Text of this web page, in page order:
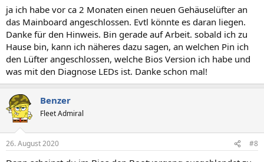
ja ich habe vor ca 2 Monaten einen neuen Gehäuselüfter an
das Mainboard angeschlossen. Evtl könnte es daran liegen.
Danke für den Hinweis. Bin gerade auf Arbeit. sobald ich zu
Hause bin, kann ich näheres dazu sagen, an welchen Pin ich
den Lüfter angeschlossen, welche Bios Version ich habe und
was mit den Diagnose LEDs ist. Danke schon mal!
Benzer
Fleet Admiral
26. August 2020 #8